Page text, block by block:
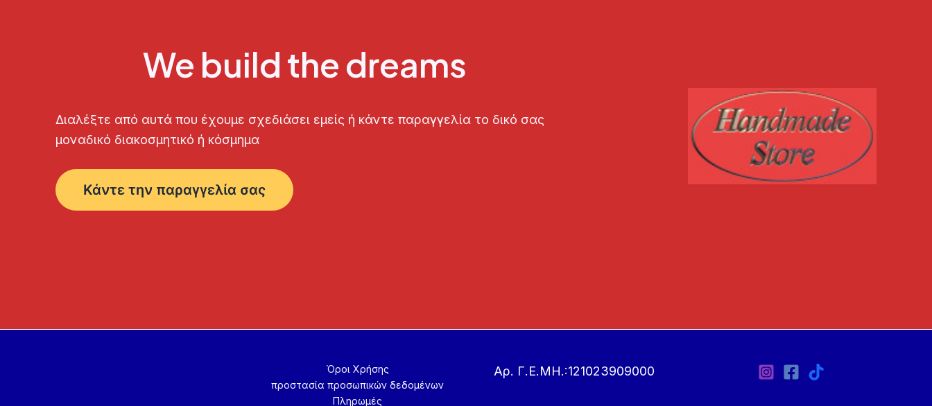
We build the dreams
Διαλέξτε από αυτά που έχουμε σχεδιάσει εμείς ή κάντε παραγγελία το δικό σας
μοναδικό διακοσμητικό ή κόσμημα
Κάντε την παραγγελία σας
Όροι Χρήσης
προστασία προσωπικών δεδομένων
Πληρωμές
Αρ. Γ.Ε.ΜΗ.:121023909000